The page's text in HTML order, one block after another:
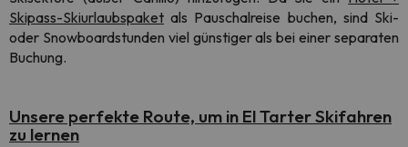
Skipass-Skiurlaubspaket als Pauschalreise buchen, sind Ski-
oder Snowboardstunden viel günstiger als bei einer separaten
Buchung.
Unsere perfekte Route, um in El Tarter Skifahren
zu lernen